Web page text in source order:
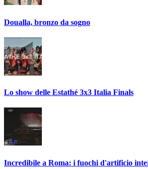
Doualla, bronzo da sogno
Lo show delle Estathé 3x3 Italia Finals
Incredibile a Roma: i fuochi d'artificio